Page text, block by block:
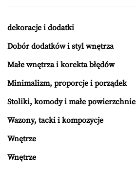
dekoracje i dodatki
Dobór dodatków i styl wnętrza
Małe wnętrza i korekta błędów
Minimalizm, proporcje i porządek
Stoliki, komody i małe powierzchnie
Wazony, tacki i kompozycje
Wnętrze
Wnętrze